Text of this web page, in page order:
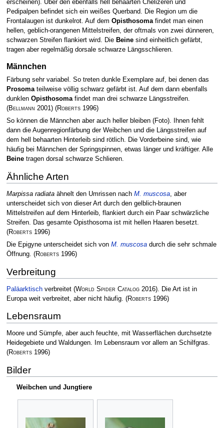
erscheinen). Über den ebenfalls hell behaarten Chelizeren und
Pedipalpen befindet sich ein weißes Querband. Die Region um die
Frontalaugen ist dunkelrot. Auf dem Opisthosomafindet man einen
hellen, geblich-orangenen Mittelstreifen, der oftmals von zwei dünneren,
schwarzen Streifen flankiert wird. Die Beinesind einheitlich gefärbt,
tragen aber regelmäßig dorsale schwarze Längsschlieren.
Männchen
Färbung sehr variabel. So treten dunkle Exemplare auf, bei denen das
Prosomateilweise völlig schwarz gefärbt ist. Auf dem dann ebenfalls
dunklen Opisthosomafindet man drei schwarze Längsstreifen.
(Bellmann 2001) (Roberts1996)
So können die Männchen aber auch heller bleiben (Foto). Ihnen fehlt
dann die Augenregionfärbung der Weibchen und die Längsstreifen auf
dem hell behaarten Hinterleib sind rötlich. Die Vorderbeine sind, wie
häufig bei Männchen der Springspinnen, etwas länger und kräftiger. Alle
Beinetragen dorsal schwarze Schlieren.
Ähnliche Arten
Marpissa radiataähnelt den Umrissen nach M. muscosa, aber
unterscheidet sich von dieser Art durch den gelblich-braunen
Mittelstreifen auf dem Hinterleib, flankiert durch ein Paar schwärzliche
Streifen. Das gesamte Opisthosoma ist mit hellen Haaren besetzt.
(Roberts1996)
Die Epigyne unterscheidet sich von M. muscosadurch die sehr schmale
Öffnung. (Roberts1996)
Verbreitung
Paläarktischverbreitet (World Spider Catalog2016). Die Art ist in
Europa weit verbreitet, aber nicht häufig. (Roberts1996)
Lebensraum
Moore und Sümpfe, aber auch feuchte, mit Wasserflächen durchsetzte
Heidegebiete und Waldungen. Im Lebensraum vor allem an Schilfgras.
(Roberts1996)
Bilder
Weibchen und Jungtiere